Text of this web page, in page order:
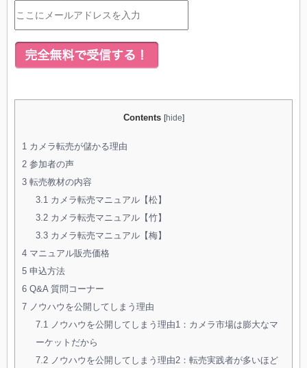
Contents [hide]
1 カメラ転売が儲かる理由
2 参加者の声
3 転売教材の内容
3.1カメラ転売マニュアル【松】
3.2カメラ転売マニュアル【竹】
3.3カメラ転売マニュアル【梅】
4 マニュアル販売価格
5 申込方法
6 Q&A 質問コーナー
7 ノウハウを公開してしまう理由
7.1ノウハウを公開してしまう理由1：カメラ市場は膨大なマ
ーケットだから
7.2ノウハウを公開してしまう理由2：転売実践者が多いほど